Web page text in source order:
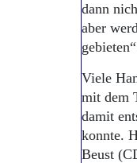
dann
aber
Viele
mit dem
damit
konnte.
Beust